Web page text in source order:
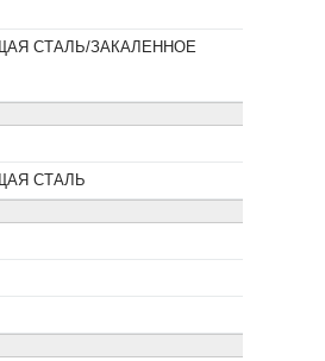
СТАЛЬ/ЗАКАЛЕННОЕ
СТАЛЬ